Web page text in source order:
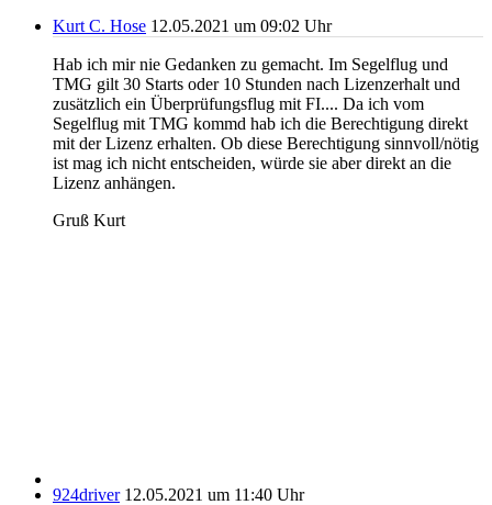
Kurt C. Hose 12.05.2021 um 09:02 Uhr
Hab ich mir nie Gedanken zu gemacht. Im Segelflug und
TMG gilt 30 Starts oder 10 Stunden nach Lizenzerhalt und
zusätzlich ein Überprüfungsflug mit FI.... Da ich vom
Segelflug mit TMG kommd hab ich die Berechtigung direkt
mit der Lizenz erhalten. Ob diese Berechtigung sinnvoll/nötig
ist mag ich nicht entscheiden, würde sie aber direkt an die
Lizenz anhängen.
Gruß Kurt
924driver 12.05.2021 um 11:40 Uhr